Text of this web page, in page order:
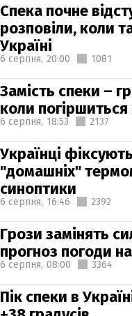
Спека почне
розповіли, коли
Україні
6 серпня, 20:00 1081
Замість спеки –
коли
6 серпня, 18:53 2137
Українці
"домашніх"
синоптики
6 серпня, 16:46 2392
Грози замінять
прогноз погоди
6 серпня, 08:00 3364
Пік спеки в